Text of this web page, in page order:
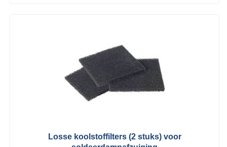
Losse koolstoffilters (2 stuks) voor